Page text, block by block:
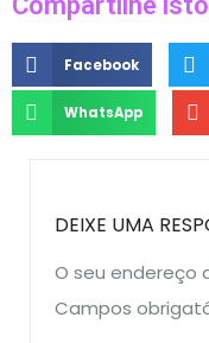
Facebook
WhatsApp
DEIXE UMA
O seu endereço
Campos